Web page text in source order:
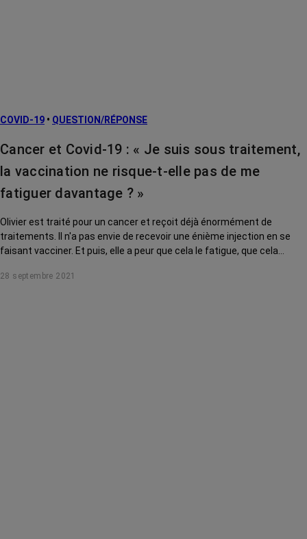
COVID-19 • QUESTION/RÉPONSE
Cancer et Covid-19 : « Je suis sous traitement,
la vaccination ne risque-t-elle pas de me
fatiguer davantage ? »
Olivier est traité pour un cancer et reçoit déjà énormément de
traitements. Il n'a pas envie de recevoir une énième injection en se
faisant vacciner. Et puis, elle a peur que cela le fatigue, que cela
clinique Saint Jean de Cagnes-sur-Mer, répond à sa question.
28 septembre 2021